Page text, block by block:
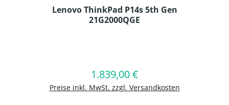
Lenovo ThinkPad P14s 5th Gen
21G2000QGE
Regulärer Preis:
1.839,00 €
Preise inkl. MwSt. zzgl. Versandkosten
In den Warenkorb